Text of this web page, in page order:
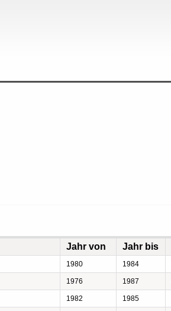
Jahr von Jahr bis
1980 1984
1976 1987
1982 1985